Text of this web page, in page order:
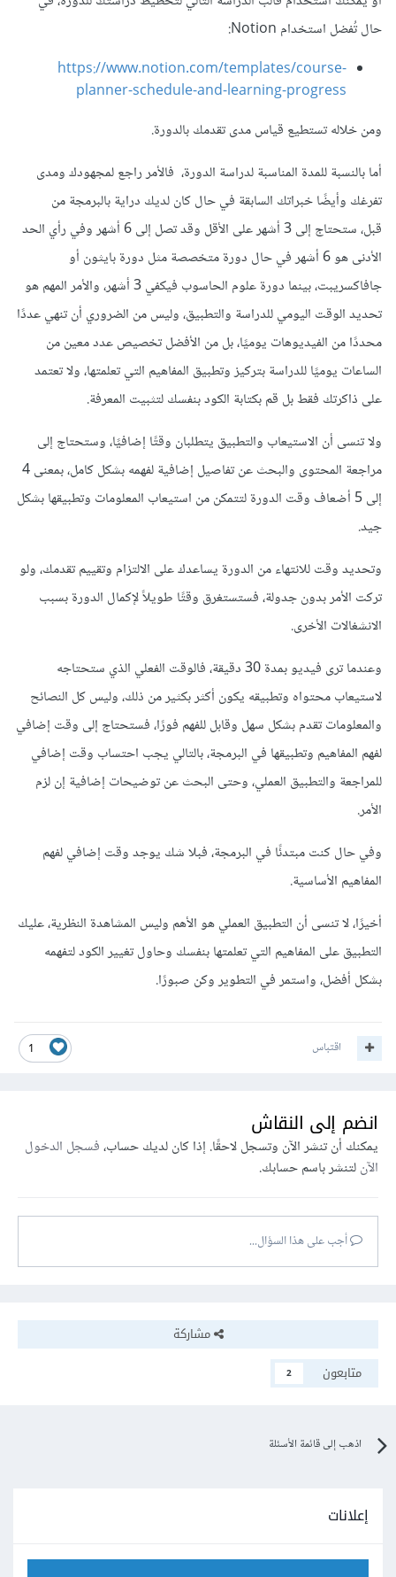
حال تُفضل استخدام Notion:
https://www.notion.com/templates/course-
planner-schedule-and-learning-progress
ومن خلاله تستطيع قياس مدى تقدمك بالدورة.
أما بالنسبة للمدة المناسبة لدراسة الدورة، فالأمر راجع لمجهودك ومدى
تفرغك وأيضًا خبراتك السابقة في حال كان لديك دراية بالبرمجة من
قبل، ستحتاج إلى 3 أشهر على الأقل وقد تصل إلى 6 أشهر وفي رأي الحد
الأدنى هو 6 أشهر في حال دورة متخصصة مثل دورة بايثون أو
جافاكسريبت، بينما دورة علوم الحاسوب فيكفي 3 أشهر، والأمر المهم هو
تحديد الوقت اليومي للدراسة والتطبيق، وليس من الضروري أن تنهي عددًا
محددًا من الفيديوهات يوميًا، بل من الأفضل تخصيص عدد معين من
الساعات يوميًا للدراسة بتركيز وتطبيق المفاهيم التي تعلمتها، ولا تعتمد
على ذاكرتك فقط بل قم بكتابة الكود بنفسك لتثبيت المعرفة.
ولا تنسى أن الاستيعاب والتطبيق يتطلبان وقتًا إضافيًا، وستحتاج إلى
مراجعة المحتوى والبحث عن تفاصيل إضافية لفهمه بشكل كامل، بمعنى 4
إلى 5 أضعاف وقت الدورة لتتمكن من استيعاب المعلومات وتطبيقها بشكل
جيد.
وتحديد وقت للانتهاء من الدورة يساعدك على الالتزام وتقييم تقدمك، ولو
تركت الأمر بدون جدولة، فستستغرق وقتًا طويلاً لإكمال الدورة بسبب
الانشغالات الأخرى.
وعندما ترى فيديو بمدة 30 دقيقة، فالوقت الفعلي الذي ستحتاجه
لاستيعاب محتواه وتطبيقه يكون أكثر بكثير من ذلك، وليس كل النصائح
والمعلومات تقدم بشكل سهل وقابل للفهم فورًا، فستحتاج إلى وقت إضافي
لفهم المفاهيم وتطبيقها في البرمجة، بالتالي يجب احتساب وقت إضافي
للمراجعة والتطبيق العملي، وحتى البحث عن توضيحات إضافية إن لزم
الأمر.
وفي حال كنت مبتدئًا في البرمجة، فبلا شك يوجد وقت إضافي لفهم
المفاهيم الأساسية.
أخيرًا، لا تنسى أن التطبيق العملي هو الأهم وليس المشاهدة النظرية، عليك
التطبيق على المفاهيم التي تعلمتها بنفسك وحاول تغيير الكود لتفهمه
بشكل أفضل، واستمر في التطوير وكن صبورًا.
1 اقتباس
انضم إلى النقاش
يمكنك أن تنشر الآن وتسجل لاحقًا. إذا كان لديك حساب،فسجل الدخول
الآنلتنشر باسم حسابك.
أجب على هذا السؤال...
مشاركة
متابعون
2
اذهب إلى قائمة الأسئلة
إعلانات